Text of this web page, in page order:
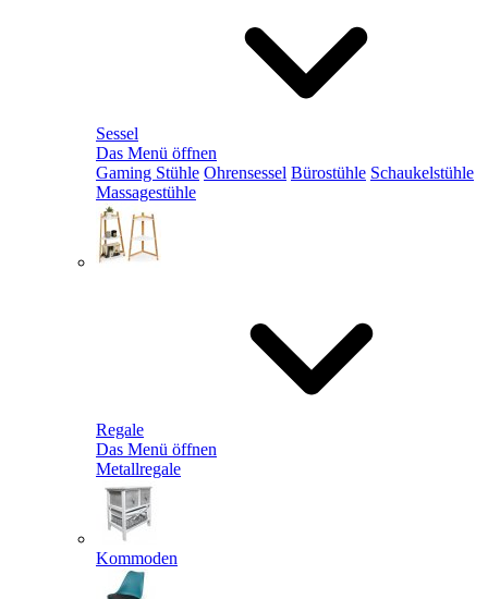
Sessel
Das Menü öffnen
Gaming Stühle Ohrensessel Bürostühle Schaukelstühle
Massagestühle
Regale
Das Menü öffnen
Metallregale
Kommoden